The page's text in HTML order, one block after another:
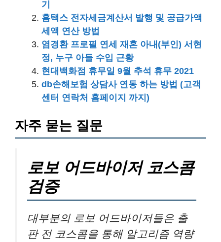
기
홈택스 전자세금계산서 발행 및 공급가액
세액 연산 방법
염경환 프로필 연세 재혼 아내(부인) 서현
정, 누구 아들 수입 근황
현대백화점 휴무일 9월 추석 휴무 2021
db손해보험 상담사 연동 하는 방법 (고객
센터 연락처 홈페이지 까지)
자주 묻는 질문
로보 어드바이저 코스콤
검증
대부분의 로보 어드바이저들은 출
판 전 코스콤을 통해 알고리즘 역량